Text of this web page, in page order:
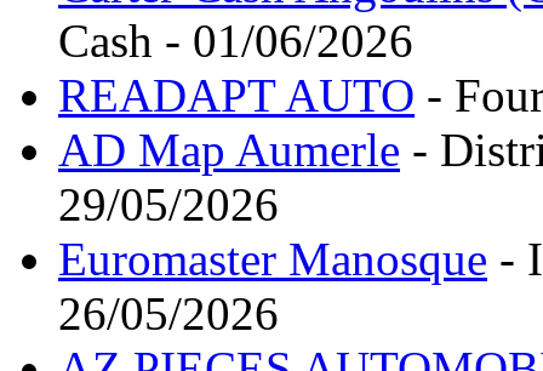
Cash - 01/06/2026
READAPT AUTO -
AD Map Aumerle -
29/05/2026
Euromaster Manosque -
26/05/2026